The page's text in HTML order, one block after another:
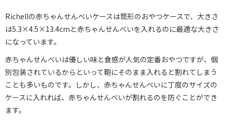
Richellの赤ちゃんせんべいケースは筒形のおやつケースで、大きさ
は5.3×4.5×13.4cmと赤ちゃんせんべいを入れるのに最適な大きさ
になっています。
赤ちゃんせんべいは優しい味と食感が人気の定番おやつですが、個
別包装されているからといって鞄にそのまま入れると割れてしまう
ことも多いものです。しかし、赤ちゃんせんべいに丁度のサイズの
ケースに入れれば、赤ちゃんせんべいが割れるのを防ぐことができ
ます。